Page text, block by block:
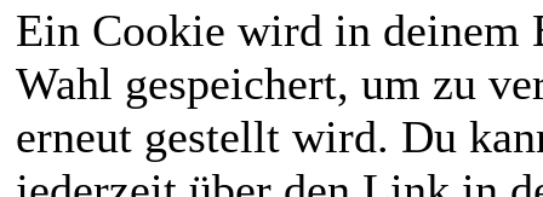
Ein Cookie wird in deinem
Wahl gespeichert, um zu
erneut gestellt wird. Du